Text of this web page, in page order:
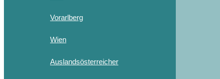
Vorarlberg
Wien
Auslandsösterreicher